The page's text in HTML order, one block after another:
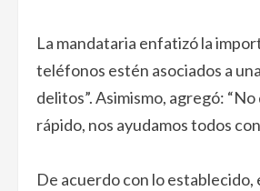
La mandataria enfatizó la
teléfonos estén asociados a
delitos”. Asimismo, agregó:
rápido, nos ayudamos todos
De acuerdo con lo establecido,